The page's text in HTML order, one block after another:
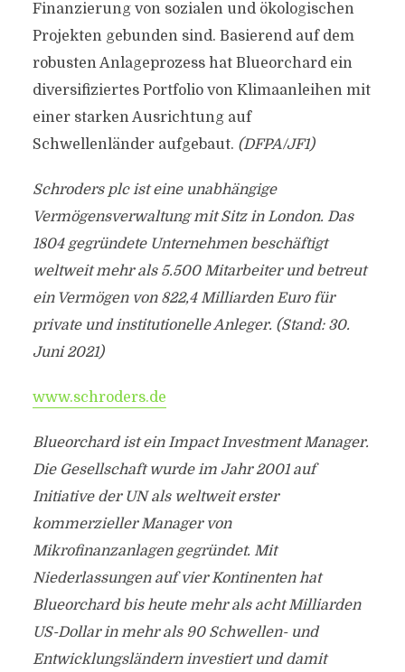
Finanzierung von sozialen und ökologischen
Projekten gebunden sind. Basierend auf dem
robusten Anlageprozess hat Blueorchard ein
diversifiziertes Portfolio von Klimaanleihen mit
einer starken Ausrichtung auf
Schwellenländer aufgebaut. (DFPA/JF1)
Schroders plc ist eine unabhängige
Vermögensverwaltung mit Sitz in London. Das
1804 gegründete Unternehmen beschäftigt
weltweit mehr als 5.500 Mitarbeiter und betreut
ein Vermögen von 822,4 Milliarden Euro für
private und institutionelle Anleger. (Stand: 30.
Juni 2021)
www.schroders.de
Blueorchard ist ein Impact Investment Manager.
Die Gesellschaft wurde im Jahr 2001 auf
Initiative der UN als weltweit erster
kommerzieller Manager von
Mikrofinanzanlagen gegründet. Mit
Niederlassungen auf vier Kontinenten hat
Blueorchard bis heute mehr als acht Milliarden
US-Dollar in mehr als 90 Schwellen- und
Entwicklungsländern investiert und damit